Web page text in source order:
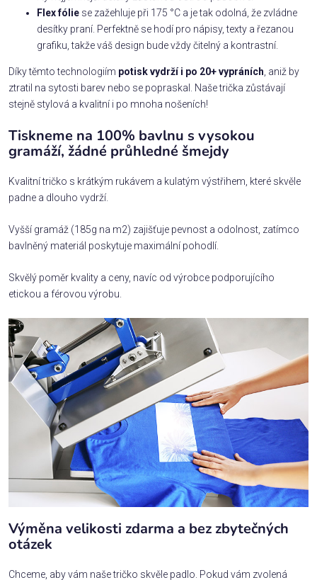
Flex fólie se zažehluje při 175 °C a je tak odolná, že zvládne
desítky praní. Perfektně se hodí pro nápisy, texty a řezanou
grafiku, takže váš design bude vždy čitelný a kontrastní.
Díky těmto technologiím potisk vydrží i po 20+ vypráních , aniž by
ztratil na sytosti barev nebo se popraskal. Naše trička zůstávají
stejně stylová a kvalitní i po mnoha nošeních!
Tiskneme na 100% bavlnu s vysokou
gramáží, žádné průhledné šmejdy
Kvalitní tričko s krátkým rukávem a kulatým výstřihem, které skvěle
padne a dlouho vydrží.
Vyšší gramáž (185g na m2) zajišťuje pevnost a odolnost, zatímco
bavlněný materiál poskytuje maximální pohodlí.
Skvělý poměr kvality a ceny, navíc od výrobce podporujícího
etickou a férovou výrobu.
Výměna velikosti zdarma a bez zbytečných
otázek
Chceme, aby vám naše tričko skvěle padlo. Pokud vám zvolená